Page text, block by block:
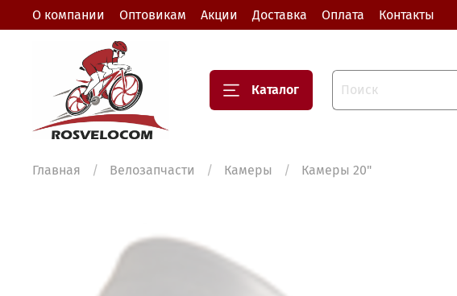
О компании Оптовикам Акции Доставка Оплата Контакты
Каталог
Главная Велозапчасти Камеры Камеры 20"